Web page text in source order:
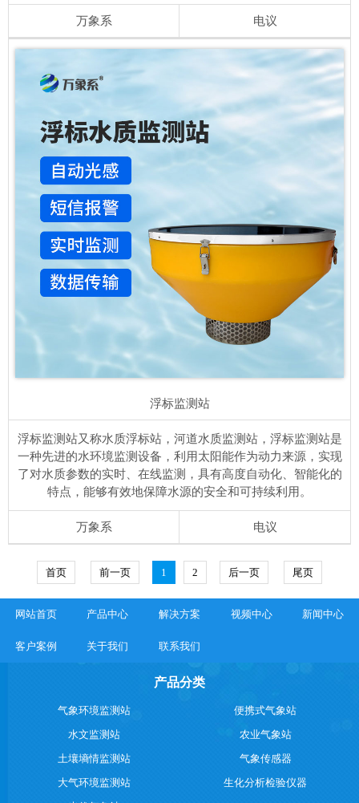
万象系 电议
浮标监测站
浮标监测站又称水质浮标站，河道水质监测站，浮标监测站是
一种先进的水环境监测设备，利用太阳能作为动力来源，实现
了对水质参数的实时、在线监测，具有高度自动化、智能化的
特点，能够有效地保障水源的安全和可持续利用。
万象系 电议
首页 前一页 1 2 后一页 尾页
网站首页 产品中心 解决方案 视频中心 新闻中心
客户案例 关于我们 联系我们
产品分类
气象环境监测站
便携式气象站
水文监测站
农业气象站
土壤墒情监测站
气象传感器
大气环境监测站
生化分析检验仪器